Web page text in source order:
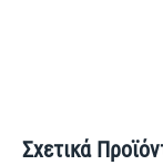
Σχετικά